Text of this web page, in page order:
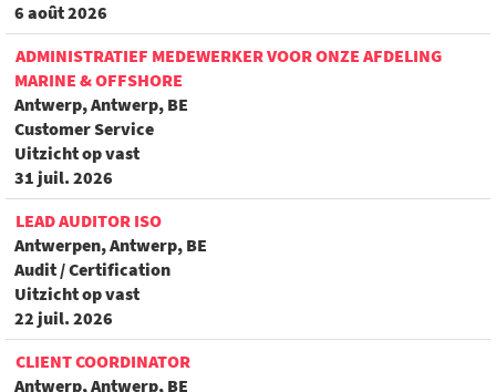
6 août 2026
ADMINISTRATIEF MEDEWERKER VOOR ONZE AFDELING
MARINE & OFFSHORE
Antwerp, Antwerp, BE
Customer Service
Uitzicht op vast
31 juil. 2026
LEAD AUDITOR ISO
Antwerpen, Antwerp, BE
Audit / Certification
Uitzicht op vast
22 juil. 2026
CLIENT COORDINATOR
Antwerp, Antwerp, BE